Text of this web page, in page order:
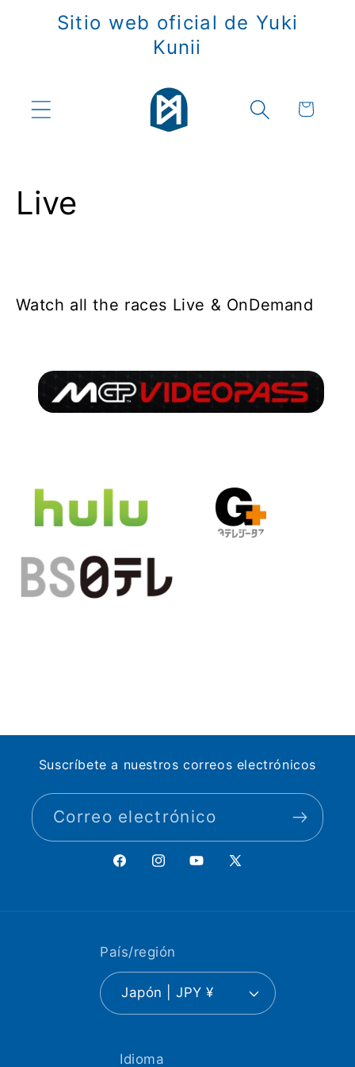
directamente
Sitio web oficial de Yuki
Kunii
Carrito
Live
Watch all the races Live & OnDemand
Suscríbete a nuestros correos electrónicos
Correo electrónico
FacebookInstagramYouTube
X
País/región
Japón | JPY ¥
Idioma